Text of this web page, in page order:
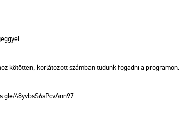
kö­töt­ten, kor­lá­to­zott szám­ban tu­dunk fo­gad­ni a prog­ra­mon.
​48y​vbsS​6sPc​vAnn​97